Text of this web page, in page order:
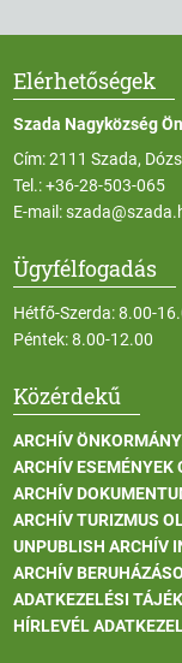
Elérhetőségek
Szada Nagyközség
Cím: 2111 Szada,
Tel.:+36-28-503-065
E-mail:
Ügyfélfogadás
Hétfő-Szerda: 8.00-
Péntek: 8.00-12.00
Közérdekű
ARCHÍV
ARCHÍV ESEMÉNYEK
ARCHÍV
ARCHÍV TURIZMUS
UNPUBLISH ARCHÍV
ARCHÍV
ADATKEZELÉSI
HÍRLEVÉL